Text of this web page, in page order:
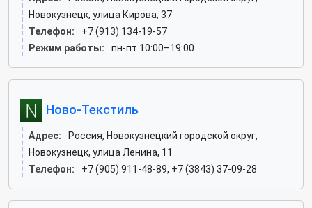
Новокузнецк, улица Кирова, 37
Телефон:
+7 (913) 134-19-57
Режим работы:
пн-пт 10:00–19:00
Ново-Текстиль
Адрес:
Россия, Новокузнецкий городской округ,
Новокузнецк, улица Ленина, 11
Телефон:
+7 (905) 911-48-89, +7 (3843) 37-09-28